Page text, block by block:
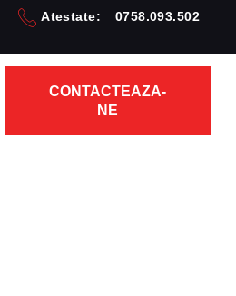
Atestate: 0758.093.502
CONTACTEAZA-
NE